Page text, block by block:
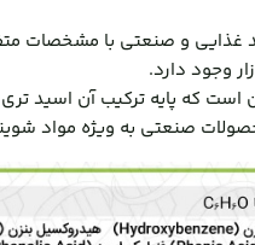
و صنعتی با مشخصات
است که پایه ترکیب آن اسید
صنعتی به ویژه مواد